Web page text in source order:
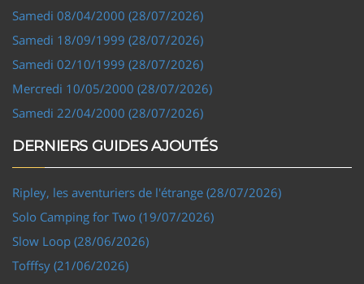
Samedi 08/04/2000 (28/07/2026)
Samedi 18/09/1999 (28/07/2026)
Samedi 02/10/1999 (28/07/2026)
Mercredi 10/05/2000 (28/07/2026)
Samedi 22/04/2000 (28/07/2026)
DERNIERS GUIDES AJOUTÉS
Ripley, les aventuriers de l'étrange (28/07/2026)
Solo Camping for Two (19/07/2026)
Slow Loop (28/06/2026)
Tofffsy (21/06/2026)